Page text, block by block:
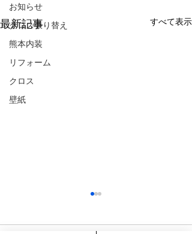
お知らせ
クロス張り替え
熊本内装
リフォーム
クロス
壁紙
最新記事 すべて表示